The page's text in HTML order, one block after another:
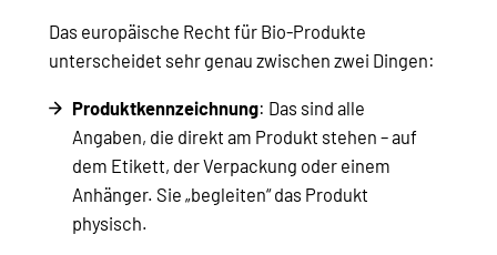
Das europäische Recht für Bio-Produkte
unterscheidet sehr genau zwischen zwei Dingen:
Produktkennzeichnung: Das sind alle
Angaben, die direkt am Produkt stehen – auf
dem Etikett, der Verpackung oder einem
Anhänger. Sie „begleiten“ das Produkt
physisch.